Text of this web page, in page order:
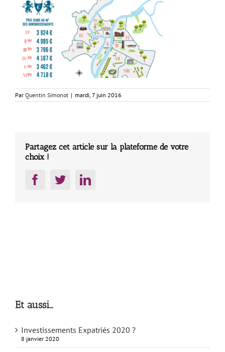
Par Quentin Simonot | mardi, 7 juin 2016
Partagez cet article sur la plateforme de votre
choix !
Facebook
TwitterLinkedIn
Et aussi…
Investissements Expatriés 2020 ?
8 janvier 2020